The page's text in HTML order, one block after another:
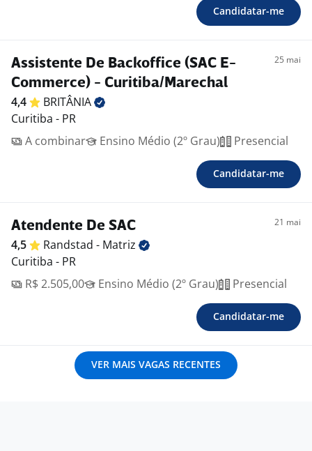
Candidatar-me
Assistente De Backoffice (SAC E-
Commerce) - Curitiba/Marechal
25 mai
4,4
BRITÂNIA
Curitiba - PR
A combinar
Ensino Médio (2º Grau) Presencial
Candidatar-me
Atendente De SAC 21 mai
4,5 Randstad - Matriz
Curitiba - PR
R$ 2.505,00
Ensino Médio (2º Grau) Presencial
Candidatar-me
VER MAIS VAGAS RECENTES